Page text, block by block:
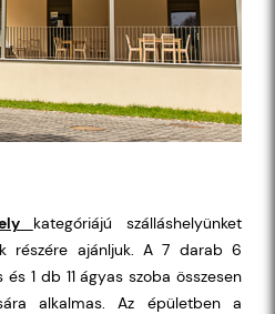
kategóriájú szálláshelyünket
részére ajánljuk. A 7 darab 6
1 db 11 ágyas szoba összesen
alkalmas. Az épületben a